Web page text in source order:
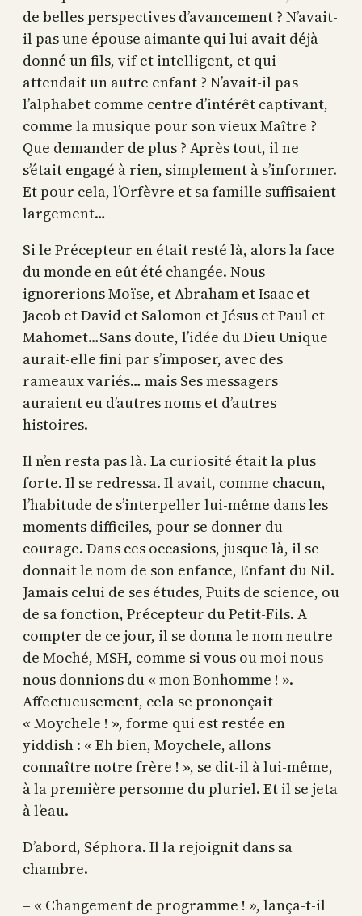
de belles perspectives d’avancement ? N’avait-
il pas une épouse aimante qui lui avait déjà
donné un fils, vif et intelligent, et qui
attendait un autre enfant ? N’avait-il pas
l’alphabet comme centre d’intérêt captivant,
comme la musique pour son vieux Maître ?
Que demander de plus ? Après tout, il ne
s’était engagé à rien, simplement à s’informer.
Et pour cela, l’Orfèvre et sa famille suffisaient
largement…
Si le Précepteur en était resté là, alors la face
du monde en eût été changée. Nous
ignorerions Moïse, et Abraham et Isaac et
Jacob et David et Salomon et Jésus et Paul et
Mahomet…Sans doute, l’idée du Dieu Unique
aurait-elle fini par s’imposer, avec des
rameaux variés… mais Ses messagers
auraient eu d’autres noms et d’autres
histoires.
Il n’en resta pas là. La curiosité était la plus
forte. Il se redressa. Il avait, comme chacun,
l’habitude de s’interpeller lui-même dans les
moments difficiles, pour se donner du
courage. Dans ces occasions, jusque là, il se
donnait le nom de son enfance, Enfant du Nil.
Jamais celui de ses études, Puits de science, ou
de sa fonction, Précepteur du Petit-Fils. A
compter de ce jour, il se donna le nom neutre
de Moché, MSH, comme si vous ou moi nous
nous donnions du « mon Bonhomme ! ».
Affectueusement, cela se prononçait
« Moychele ! », forme qui est restée en
yiddish : « Eh bien, Moychele, allons
connaître notre frère ! », se dit-il à lui-même,
à la première personne du pluriel. Et il se jeta
à l’eau.
D’abord, Séphora. Il la rejoignit dans sa
chambre.
– « Changement de programme ! », lança-t-il